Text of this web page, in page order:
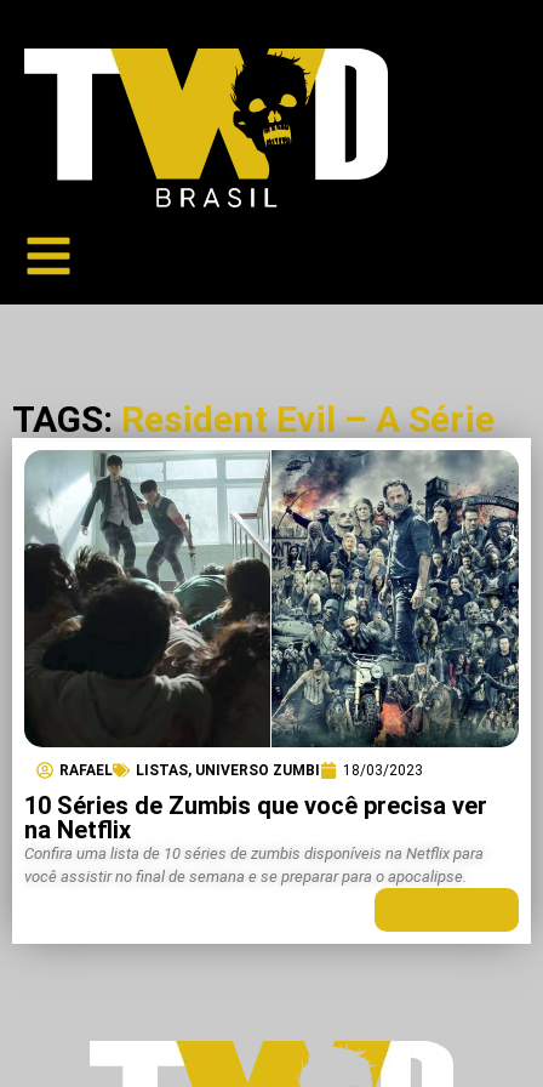
TAGS: Resident Evil – A Série
RAFAEL LISTAS, UNIVERSO ZUMBI 18/03/2023
10 Séries de Zumbis que você precisa ver
na Netflix
Confira uma lista de 10 séries de zumbis disponíveis na Netflix para
você assistir no final de semana e se preparar para o apocalipse.